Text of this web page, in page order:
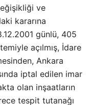
ve
kararına
günlü, 405
açılmış, İdare
Ankara
iptal edilen imar
olan inşaatların
tespit tutanağı